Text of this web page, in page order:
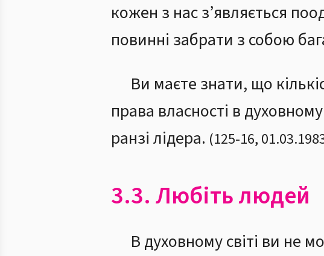
кожен з нас з’являється
повинні забрати з собою
Ви маєте знати, що
права власності в
ранзі лідера. (125-16,
3.3. Любіть людей
В духовному світі ви не